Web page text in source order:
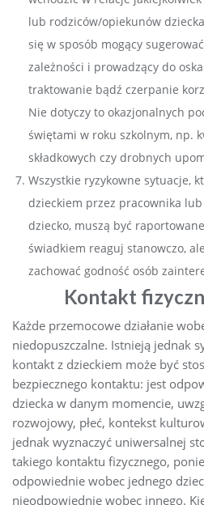
lub rodziców/opiekunów
się w sposób mogący
zależności i prowadzący do
traktowanie bądź czerpanie
Nie dotyczy to okazjonalnych
świętami w roku szkolnym, np.
składkowych czy drobnych
Wszystkie ryzykowne sytuacje,
dzieckiem przez pracownika
dziecko, muszą być
świadkiem reaguj stanowczo,
zachować godność osób
Kontakt
Każde przemocowe działanie
niedopuszczalne. Istnieją jednak
kontakt z dzieckiem może być
bezpiecznego kontaktu: jest
dziecka w danym momencie,
rozwojowy, płeć, kontekst
jednak wyznaczyć uniwersalnej
takiego kontaktu fizycznego,
odpowiednie wobec jednego
nieodpowiednie wobec innego.